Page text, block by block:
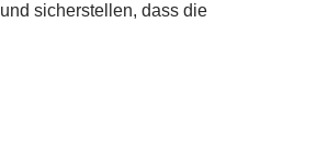
sicherstellen, dass die